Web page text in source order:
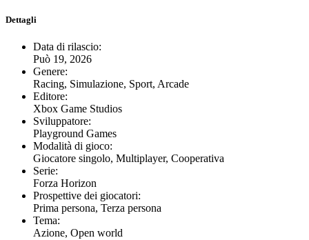
Dettagli
Data di rilascio:
Può 19, 2026
Genere:
Racing, Simulazione, Sport, Arcade
Editore:
Xbox Game Studios
Sviluppatore:
Playground Games
Modalità di gioco:
Giocatore singolo, Multiplayer, Cooperativa
Serie:
Forza Horizon
Prospettive dei giocatori:
Prima persona, Terza persona
Tema:
Azione, Open world